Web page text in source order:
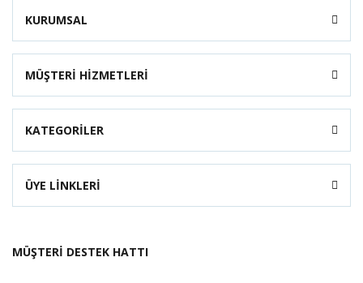
KURUMSAL
MÜŞTERİ HİZMETLERİ
KATEGORİLER
ÜYE LİNKLERİ
MÜŞTERİ DESTEK HATTI